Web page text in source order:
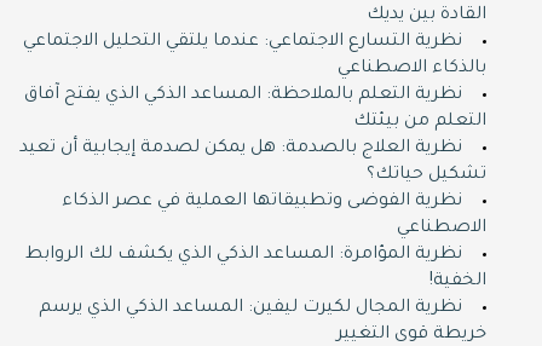
القادة بين يديك
نظرية التسارع الاجتماعي: عندما يلتقي التحليل الاجتماعي
بالذكاء الاصطناعي
نظرية التعلم بالملاحظة: المساعد الذكي الذي يفتح آفاق
التعلم من بيئتك
نظرية العلاج بالصدمة: هل يمكن لصدمة إيجابية أن تعيد
تشكيل حياتك؟
نظرية الفوضى وتطبيقاتها العملية في عصر الذكاء
الاصطناعي
نظرية المؤامرة: المساعد الذكي الذي يكشف لك الروابط
الخفية!
نظرية المجال لكيرت ليفين: المساعد الذكي الذي يرسم
خريطة قوى التغيير